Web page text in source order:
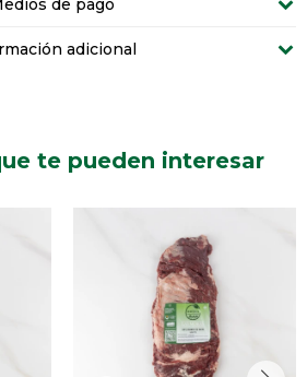
de pago
adicional
te pueden interesar